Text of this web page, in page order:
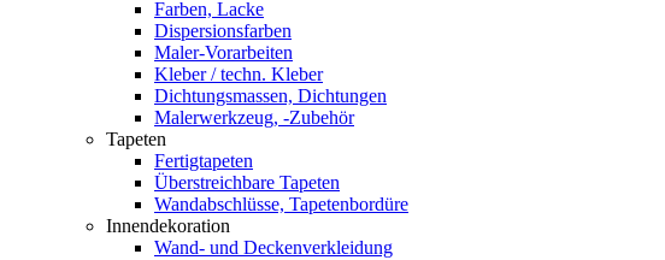
Farben, Lacke
Dispersionsfarben
Maler-Vorarbeiten
Kleber / techn. Kleber
Dichtungsmassen, Dichtungen
Malerwerkzeug, -Zubehör
Tapeten
Fertigtapeten
Überstreichbare Tapeten
Wandabschlüsse, Tapetenbordüre
Innendekoration
Wand- und Deckenverkleidung